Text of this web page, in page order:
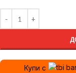
Купи с